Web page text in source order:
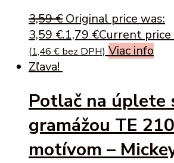
3,59€ Original price was:
3,59 €.1,79 €Current price
(1,46 € bez DPH) Viac info
Zľava!
Potlač na úplete
gramážou TE
motívom –